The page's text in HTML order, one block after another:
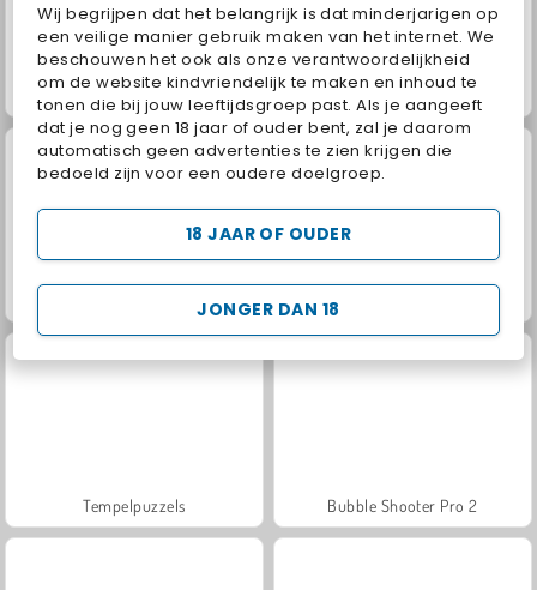
Wij begrijpen dat het belangrijk is dat minderjarigen op
een veilige manier gebruik maken van het internet. We
beschouwen het ook als onze verantwoordelijkheid
om de website kindvriendelijk te maken en inhoud te
tonen die bij jouw leeftijdsgroep past. Als je aangeeft
dat je nog geen 18 jaar of ouder bent, zal je daarom
automatisch geen advertenties te zien krijgen die
bedoeld zijn voor een oudere doelgroep.
JONGER DAN 18
18 JAAR OF OUDER
Solitaire Story Tripeaks 4 Solitaire Farm: Seasons
100 Doors Escape Room
Tempelpuzzels Bubble Shooter Pro 2